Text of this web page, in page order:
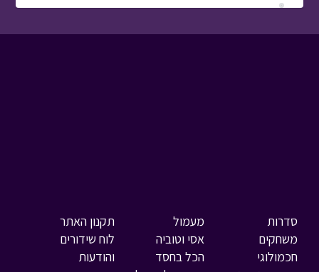
סדרות
משחקים
חכמולוגי
מעמול
אסי וטוביה
הכל בחסד
תקנון האתר
לוח שידורים
והודעות